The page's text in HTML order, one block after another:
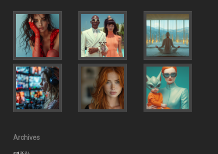
Archives
avril 2024